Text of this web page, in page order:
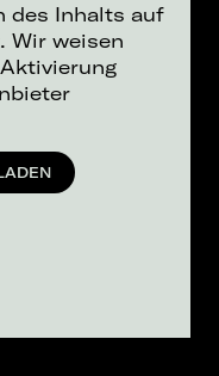
des Inhalts auf
Wir weisen